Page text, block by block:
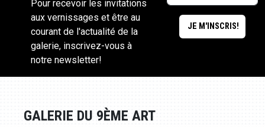
Pour recevoir les invitations
aux vernissages et être au
courant de l'actualité de la
galerie, inscrivez-vous à
notre newsletter!
GALERIE DU 9ÈME ART